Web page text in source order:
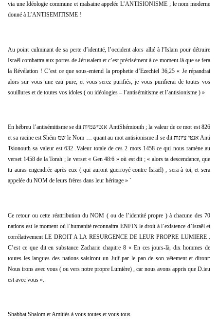
via une Idéologie commune et malsaine appelée L’ANTISIONISME ; le nom moderne
donné à L’ANTISEMITISME !
Au point culminant de sa perte d’identité, l’occident alors allié à l’Islam pour détruire
Israël combattra aux portes de Jérusalem et c’est précisément à ce moment-là que se fera
la Révélation ! C’est ce que sous-entend la prophetie d’Ezechiel 36,25 « Je répandrai
alors sur vous une eau pure, et vous serez purifiés; je vous purifierai de toutes vos
souillures et de toutes vos idoles ( ou idéologies – l’antisémitisme et l’antisionisme ) »
En hébreu l’antisémitisme se dit אנטישמיות AntiShémiouth ; la valeur de ce mot est 826
et sa racine est Shém שמ le Nom … quant au mot antisionisme il se dit אנטי ציונות Anti
Tsionouth sa valeur est 632 .Valeur totale de ces 2 mots 1458 ce qui nous ramène au
verset 1458 de la Torah ; le verset « Gen 48:6 » où est dit ; « alors ta descendance, que
tu auras engendrée après eux ( qui auront guerroyé contre Israël) , sera à toi, et sera
appelée du NOM de leurs frères dans leur héritage » `
Ce retour ou cette réattribution du NOM ( ou de l’identité propre ) à chacune des 70
nations est le moment où l’humanité reconnaitra ENFIN le droit à l’existence d’Israël et
corrélativement LE DROIT A LA RESURGENCE DE LEUR PROPRE LUMIERE .
C’est ce que dit en substance Zacharie chapitre 8 « En ces jours-là, dix hommes de
toutes les langues des nations saisiront un Juif par le pan de son vêtement et diront:
Nous irons avec vous ( ou vers notre propre Lumière) , car nous avons appris que D.ieu
est avec vous ».
Shabbat Shalom et Amitiés à vous toutes et vous tous